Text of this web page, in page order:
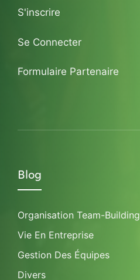
S'inscrire
Se Connecter
Formulaire Partenaire
Blog
Organisation Team-Building
Vie En Entreprise
Gestion Des Équipes
Divers